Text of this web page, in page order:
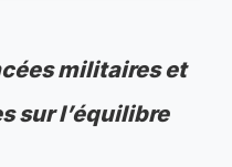
militaires et
sur l’équilibre